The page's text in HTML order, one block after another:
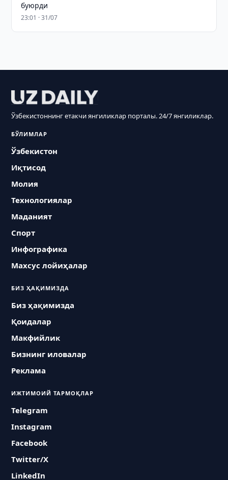
буюрди
23:01 · 31/07
Ўзбекистоннинг етакчи янгиликлар порталы. 24/7 янгиликлар.
БЎЛИМЛАР
Ўзбекистон
Иқтисод
Молия
Технологиялар
Маданият
Спорт
Инфографика
Махсус лойиҳалар
БИЗ ҲАҚИМИЗДА
Биз ҳақимизда
Қоидалар
Макфийлик
Бизнинг иловалар
Реклама
ИЖТИМОИЙ ТАРМОҚЛАР
Telegram
Instagram
Facebook
Twitter/X
LinkedIn